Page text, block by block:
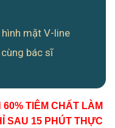
mặt V-line
bác sĩ
TIÊM CHẤT LÀM
SAU 15 PHÚT THỰC